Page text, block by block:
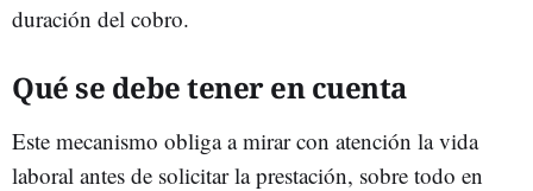
duración del cobro.
Qué se debe tener en cuenta
Este mecanismo obliga a mirar con atención la vida
laboral antes de solicitar la prestación, sobre todo en